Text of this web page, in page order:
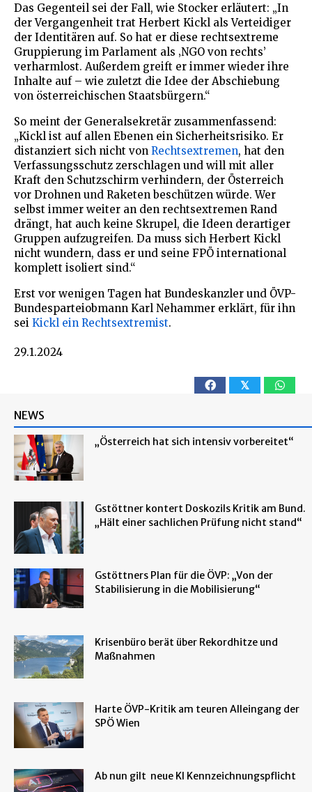
Das Gegenteil sei der Fall, wie Stocker erläutert: „In
der Vergangenheit trat Herbert Kickl als Verteidiger
der Identitären auf. So hat er diese rechtsextreme
Gruppierung im Parlament als ‚NGO von rechts’
verharmlost. Außerdem greift er immer wieder ihre
Inhalte auf – wie zuletzt die Idee der Abschiebung
von österreichischen Staatsbürgern.“
So meint der Generalsekretär zusammenfassend:
„Kickl ist auf allen Ebenen ein Sicherheitsrisiko. Er
distanziert sich nicht von Rechtsextremen, hat den
Verfassungsschutz zerschlagen und will mit aller
Kraft den Schutzschirm verhindern, der Österreich
vor Drohnen und Raketen beschützen würde. Wer
selbst immer weiter an den rechtsextremen Rand
drängt, hat auch keine Skrupel, die Ideen derartiger
Gruppen aufzugreifen. Da muss sich Herbert Kickl
nicht wundern, dass er und seine FPÖ international
komplett isoliert sind.“
Erst vor wenigen Tagen hat Bundeskanzler und ÖVP-
Bundesparteiobmann Karl Nehammer erklärt, für ihn
sei Kickl ein Rechtsextremist.
29.1.2024
𝕏
NEWS
„Österreich hat sich intensiv vorbereitet“
Gstöttner kontert Doskozils Kritik am Bund.
„Hält einer sachlichen Prüfung nicht stand“
Gstöttners Plan für die ÖVP: „Von der
Stabilisierung in die Mobilisierung“
Krisenbüro berät über Rekordhitze und
Maßnahmen
Harte ÖVP-Kritik am teuren Alleingang der
SPÖ Wien
Ab nun gilt neue KI Kennzeichnungspflicht